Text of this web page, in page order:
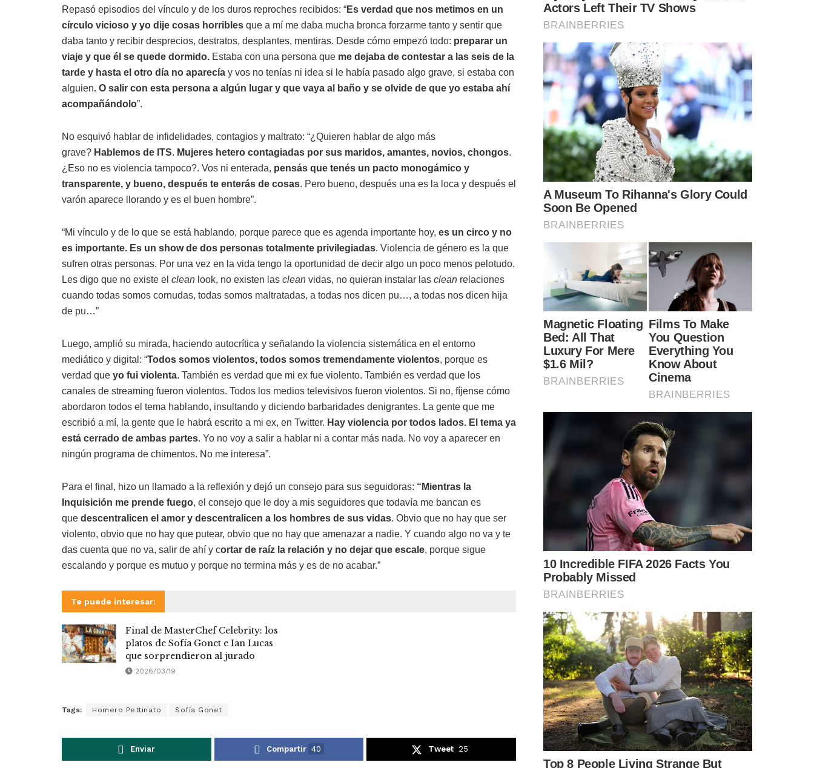
Repasó episodios del vínculo y de los duros reproches recibidos: “Es verdad que nos metimos en un
círculo vicioso y yo dije cosas horribles que a mí me daba mucha bronca forzarme tanto y sentir que
daba tanto y recibir desprecios, destratos, desplantes, mentiras. Desde cómo empezó todo: preparar un
viaje y que él se quede dormido. Estaba con una persona que me dejaba de contestar a las seis de la
tarde y hasta el otro día no aparecía y vos no tenías ni idea si le había pasado algo grave, si estaba con
alguien. O salir con esta persona a algún lugar y que vaya al baño y se olvide de que yo estaba ahí
acompañándolo”.
No esquivó hablar de infidelidades, contagios y maltrato: “¿Quieren hablar de algo más
grave? Hablemos de ITS. Mujeres hetero contagiadas por sus maridos, amantes, novios, chongos.
¿Eso no es violencia tampoco?. Vos ni enterada, pensás que tenés un pacto monogámico y
transparente, y bueno, después te enterás de cosas. Pero bueno, después una es la loca y después el
varón aparece llorando y es el buen hombre”.
“Mi vínculo y de lo que se está hablando, porque parece que es agenda importante hoy, es un circo y no
es importante. Es un show de dos personas totalmente privilegiadas. Violencia de género es la que
sufren otras personas. Por una vez en la vida tengo la oportunidad de decir algo un poco menos pelotudo.
Les digo que no existe el clean look, no existen las clean vidas, no quieran instalar las clean relaciones
cuando todas somos cornudas, todas somos maltratadas, a todas nos dicen pu…, a todas nos dicen hija
de pu…”
Luego, amplió su mirada, haciendo autocrítica y señalando la violencia sistemática en el entorno
mediático y digital: “Todos somos violentos, todos somos tremendamente violentos, porque es
verdad que yo fui violenta. También es verdad que mi ex fue violento. También es verdad que los
canales de streaming fueron violentos. Todos los medios televisivos fueron violentos. Si no, fíjense cómo
abordaron todos el tema hablando, insultando y diciendo barbaridades denigrantes. La gente que me
escribió a mí, la gente que le habrá escrito a mi ex, en Twitter. Hay violencia por todos lados. El tema ya
está cerrado de ambas partes. Yo no voy a salir a hablar ni a contar más nada. No voy a aparecer en
ningún programa de chimentos. No me interesa”.
Para el final, hizo un llamado a la reflexión y dejó un consejo para sus seguidoras: “Mientras la
Inquisición me prende fuego, el consejo que le doy a mis seguidores que todavía me bancan es
que descentralicen el amor y descentralicen a los hombres de sus vidas. Obvio que no hay que ser
violento, obvio que no hay que putear, obvio que no hay que amenazar a nadie. Y cuando algo no va y te
das cuenta que no va, salir de ahí y cortar de raíz la relación y no dejar que escale, porque sigue
escalando y porque es mutuo y porque no termina más y es de no acabar.”
Te puede interesar:
Final de MasterChef Celebrity: los
platos de Sofía Gonet e Ian Lucas
que sorprendieron al jurado
2026/03/19
Tags: Homero Pettinato Sofía Gonet
Enviar Compartir 40 Tweet 25